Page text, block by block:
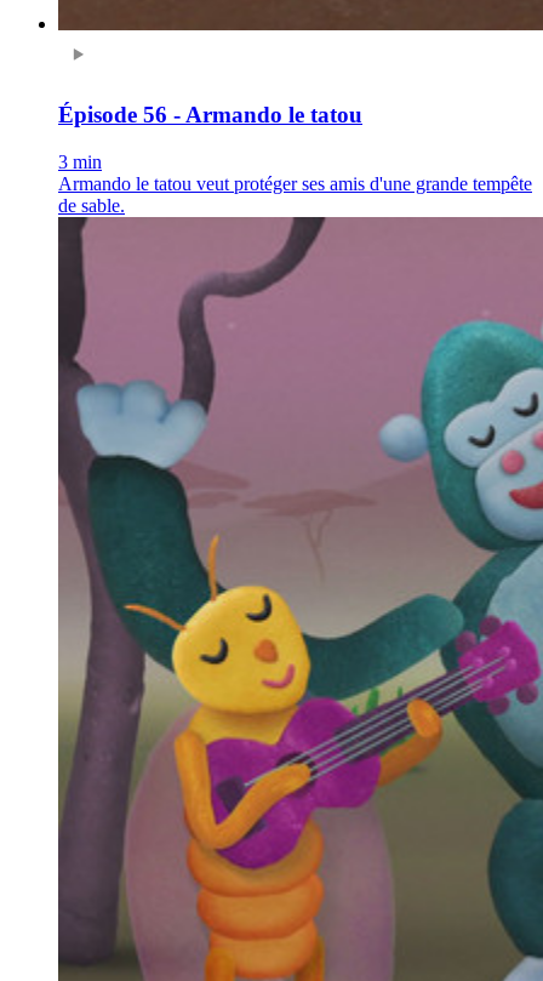
Épisode 56 - Armando le tatou
3 min
Armando le tatou veut protéger ses amis d'une grande tempête
de sable.